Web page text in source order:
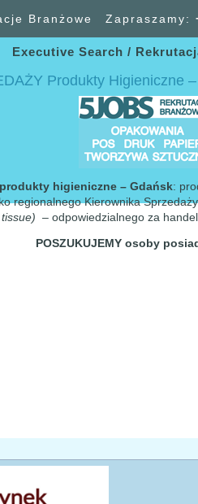
Branżowe Zapraszamy:
Executive Search /
Produkty Higieniczne
higieniczne – Gdańsk:
regionalnego Kierownika
– odpowiedzialnego za
POSZUKUJEMY osoby